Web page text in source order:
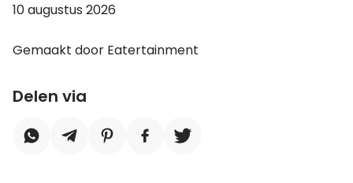
10 augustus 2026
Gemaakt door Eatertainment
Delen via